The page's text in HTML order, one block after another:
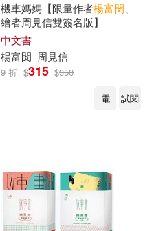
心岱 方梓 李昂
機車媽媽【限量作者楊富閔
繪者周見信雙簽名版】
中文書
楊富閔 周見信
9 折 $315 $350
電
試閱